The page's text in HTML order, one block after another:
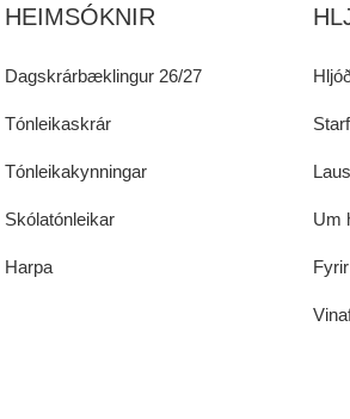
HEIMSÓKNIR
Dagskrárbæklingur 26/27
Tónleikaskrár
Tónleikakynningar
Skólatónleikar
Harpa
Um